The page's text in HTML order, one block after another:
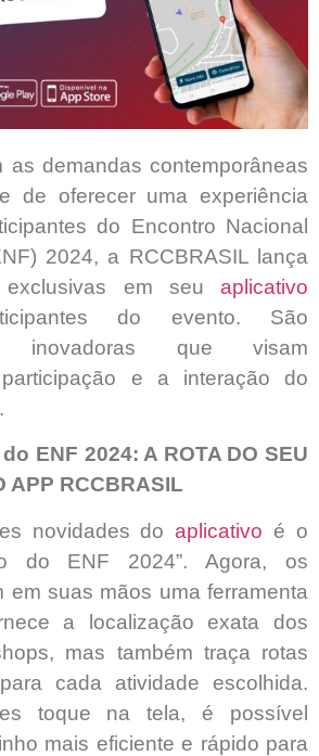
as demandas contemporâneas
de oferecer uma experiência
do Encontro Nacional
2024, a RCCBRASIL lança
exclusivas em seu aplicativo
do evento. São
inovadoras que visam
e a interação do
ENF 2024: A ROTA DO SEU
APP RCCBRASIL
novidades doaplicativo é o
do ENF 2024”. Agora, os
em suas mãos uma ferramenta
a localização exata dos
mas também traça rotas
cada atividade escolhida.
toque na tela, é possível
mais eficiente e rápido para